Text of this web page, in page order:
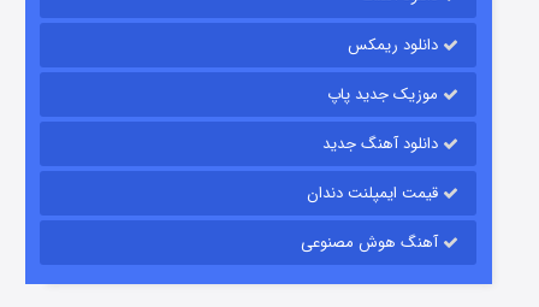
قسمت۱۵ (دوبله) منتشر شد
زیرزمین
دانلود ریمکس
موزیک جدید پاپ
دانلود آهنگ جدید
قیمت ایمپلنت دندان
آهنگ هوش مصنوعی